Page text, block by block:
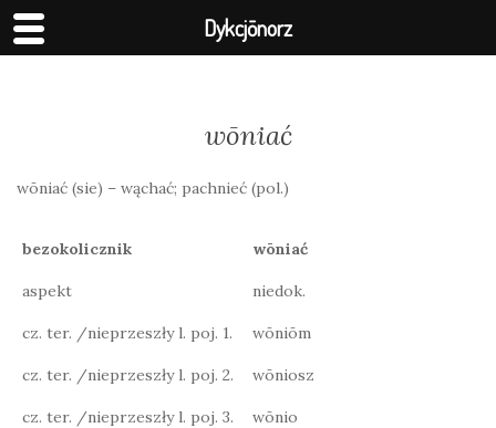
wōniać
wōniać (sie) – wąchać; pachnieć (pol.)
bezokolicznik wōniać
aspekt niedok.
cz. ter. /nieprzeszły l. poj. 1. wōniōm
cz. ter. /nieprzeszły l. poj. 2. wōniosz
cz. ter. /nieprzeszły l. poj. 3. wōnio
Dykcjōnorz